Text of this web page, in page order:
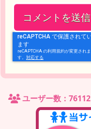
ユーザー数：76112